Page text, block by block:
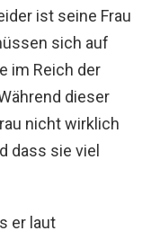
ist seine Frau
sich auf
im Reich der
dieser
nicht wirklich
dass sie viel
er laut